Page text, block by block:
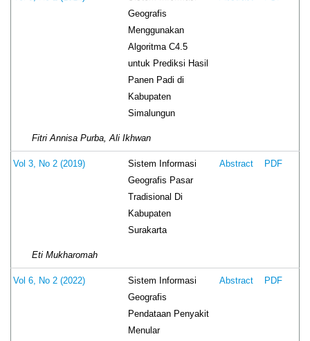
Geografis
Menggunakan
Algoritma C4.5
untuk Prediksi Hasil
Panen Padi di
Kabupaten
Simalungun
Fitri Annisa Purba, Ali Ikhwan
Vol 3, No 2 (2019)
Sistem Informasi
Geografis Pasar
Tradisional Di
Kabupaten
Surakarta
Abstract PDF
Eti Mukharomah
Vol 6, No 2 (2022)
Sistem Informasi
Geografis
Pendataan Penyakit
Menular
Abstract PDF